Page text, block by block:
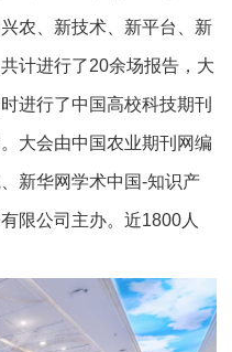
农、新技术、新平台、新
计进行了20余场报告，大
进行了中国高校科技期刊
大会由中国农业期刊网编
新华网学术中国-知识产
限公司主办。近1800人